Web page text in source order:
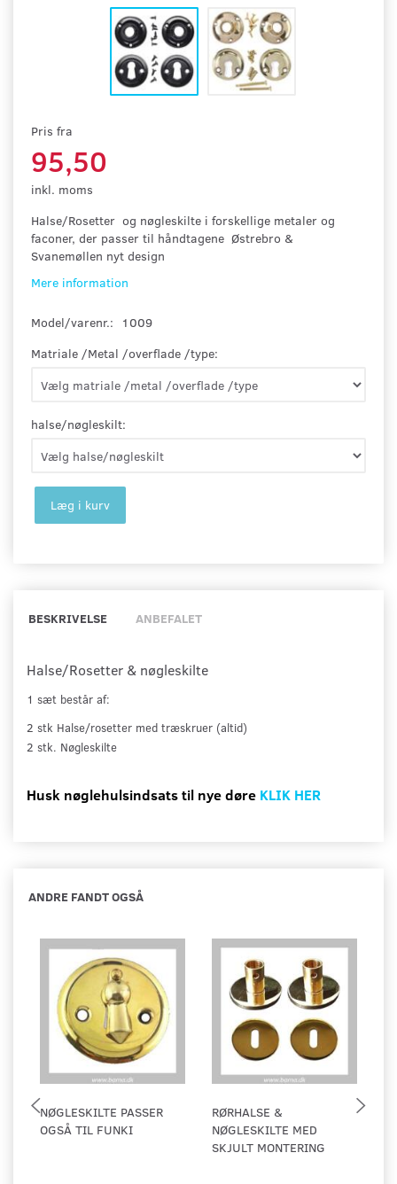
Pris fra
95,50
inkl. moms
Halse/Rosetter og nøgleskilte i forskellige metaler og
faconer, der passer til håndtagene Østrebro &
Svanemøllen nyt design
Mere information
Model/varenr.:
1009
Matriale /Metal /overflade /type:
halse/nøgleskilt:
Læg i kurv
BESKRIVELSE ANBEFALET
Halse/Rosetter & nøgleskilte
1 sæt består af:
2 stk Halse/rosetter med træskruer (altid)
2 stk. Nøgleskilte
Husk nøglehulsindsats til nye døre KLIK HER
ANDRE FANDT OGSÅ
NØGLESKILTE PASSER
OGSÅ TIL FUNKI
RØRHALSE &
NØGLESKILTE MED
SKJULT MONTERING